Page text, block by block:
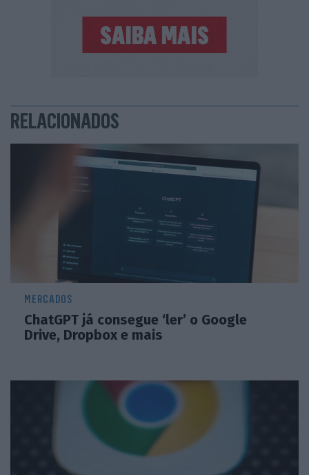
RELACIONADOS
MERCADOS
ChatGPT já consegue ‘ler’ o Google
Drive, Dropbox e mais